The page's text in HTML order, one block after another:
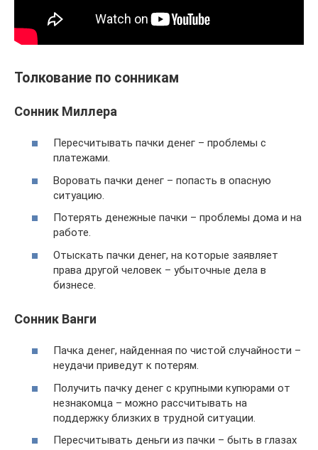
Толкование по сонникам
Сонник Миллера
Пересчитывать пачки денег – проблемы с
платежами.
Воровать пачки денег – попасть в опасную
ситуацию.
Потерять денежные пачки – проблемы дома и на
работе.
Отыскать пачки денег, на которые заявляет
права другой человек – убыточные дела в
бизнесе.
Сонник Ванги
Пачка денег, найденная по чистой случайности –
неудачи приведут к потерям.
Получить пачку денег с крупными купюрами от
незнакомца – можно рассчитывать на
поддержку близких в трудной ситуации.
Пересчитывать деньги из пачки – быть в глазах